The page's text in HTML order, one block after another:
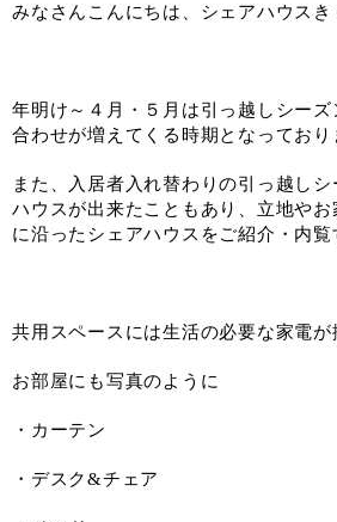
みなさんこんにちは、シェアハウスき
年明け～４月・５月は引っ越しシー
合わせが増えてくる時期となってお
また、入居者入れ替わりの引っ越し
ハウスが出来たこともあり、立地や
に沿ったシェアハウスをご紹介・内
共用スペースには生活の必要な家電が
お部屋にも写真のように
・カーテン
・デスク&チェア